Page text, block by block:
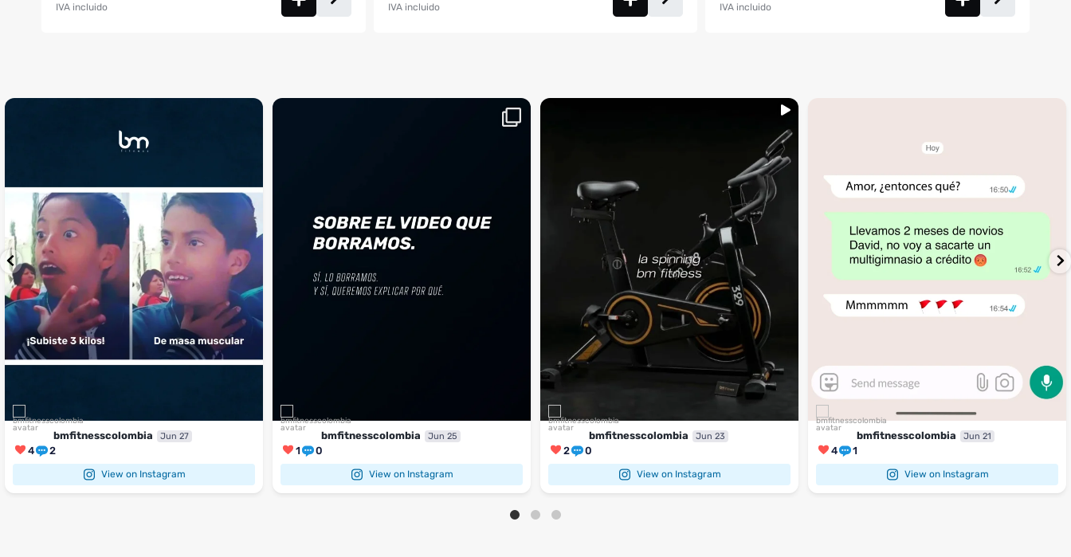
IVA incluido IVA incluido IVA incluido
bmfitnesscolombia Jun 27
4 2
View on Instagram
bmfitnesscolombia Jun 25
1 0
View on Instagram
bmfitnesscolombia Jun 23
2 0
View on Instagram
bmfitnesscolombia Jun 21
4 1
View on Instagram